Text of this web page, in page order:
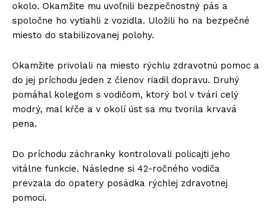
okolo. Okamžite mu uvoľnili bezpečnostný pás a
spoločne ho vytiahli z vozidla. Uložili ho na bezpečné
miesto do stabilizovanej polohy.
Okamžite privolali na miesto rýchlu zdravotnú pomoc a
do jej príchodu jeden z členov riadil dopravu. Druhý
pomáhal kolegom s vodičom, ktorý bol v tvári celý
modrý, mal kŕče a v okolí úst sa mu tvorila krvavá
pena.
Do príchodu záchranky kontrolovali policajti jeho
vitálne funkcie. Následne si 42-ročného vodiča
prevzala do opatery posádka rýchlej zdravotnej
pomoci.